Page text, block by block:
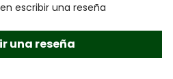
escribir una reseña
una reseña